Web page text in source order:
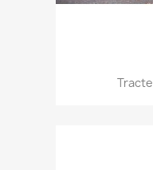
